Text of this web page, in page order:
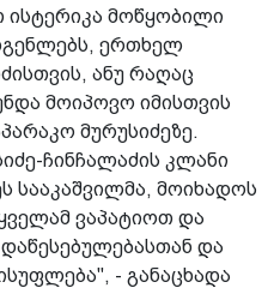
მოწყობილი
ერთხელ
ანუ რაღაც
მოიპოვო იმისთვის
მურუსიძეზე.
ჩინჩალაძის კლანი
სააკაშვილმა, მოიხადოს
ვაპატიოთ და
და
- განაცხადა